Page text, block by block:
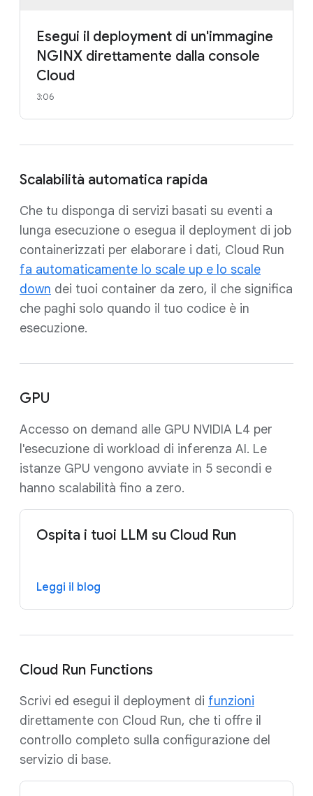
Esegui il deployment di un'immagine
NGINX direttamente dalla console
Cloud
3:06
Scalabilità automatica rapida
Che tu disponga di servizi basati su eventi a
lunga esecuzione o esegua il deployment di job
containerizzati per elaborare i dati, Cloud Run
fa automaticamente lo scale up e lo scale
down dei tuoi container da zero, il che significa
che paghi solo quando il tuo codice è in
esecuzione.
GPU
Accesso on demand alle GPU NVIDIA L4 per
l'esecuzione di workload di inferenza AI. Le
istanze GPU vengono avviate in 5 secondi e
hanno scalabilità fino a zero.
Ospita i tuoi LLM su Cloud Run
Leggi il blog
Cloud Run Functions
Scrivi ed esegui il deployment di funzioni
direttamente con Cloud Run, che ti offre il
controllo completo sulla configurazione del
servizio di base.